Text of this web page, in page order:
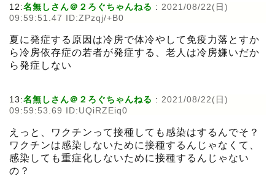
12:名無しさん＠２ろぐちゃんねる : 2021/08/22(日)
09:59:51.47 ID:ZPzqj/+B0
夏に発症する原因は冷房で体冷やして免疫力落とすか
ら冷房依存症の若者が発症する、老人は冷房嫌いだか
ら発症しない
13:名無しさん＠２ろぐちゃんねる : 2021/08/22(日)
09:59:53.69 ID:UQiRZEiq0
えっと、ワクチンって接種しても感染はするんでそ？
ワクチンは感染しないために接種するんじゃなくて、
感染しても重症化しないために接種するんじゃない
の？